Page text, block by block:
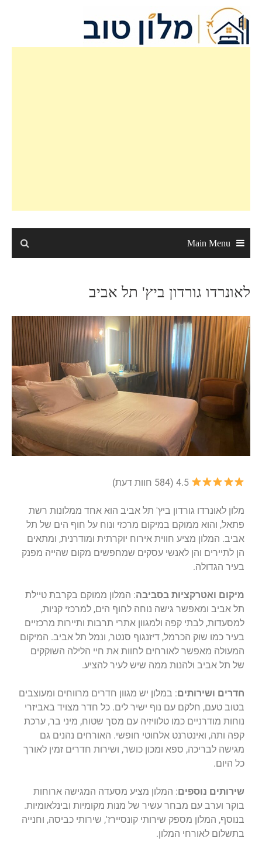
Main Menu
לאונרדו גורדון ביץ' תל אביב
4.5 (584 חוות דעת)
מלון לאונרדו גורדון ביץ' תל אביב הוא אחד ממלונות רשת
פתאל, והוא ממוקם במיקום מרכזי ונוח על חוף הים של תל
אביב. המלון מציע חווית אירוח יוקרתית ומודרנית, ומתאים
הן לתיירים והן לאנשי עסקים שמחפשים מקום שהייה מפנק
בעיר הגדולה.
מיקום ואטרקציות בסביבה: המלון ממוקם בקרבת טיילת
תל אביב ומאפשר גישה נוחה לחוף הים, למרכזי קניות,
למסעדות, לבתי קפה ולמגוון אתרי תרבות ותיירות מרכזיים
בעיר כמו שוק הכרמל, דיזנגוף סנטר, ונמל תל אביב. המיקום
המעולה מאפשר לאורחים לחוות את חיי הלילה השוקקים
של תל אביב ולהנות ממה שיש לעיר להציע.
חדרים ושירותים: במלון יש מגוון חדרים מרווחים ומעוצבים
בטוב טעם, חלקם עם נוף ישיר לים. כל חדר מצויד באביזרי
נוחות מודרניים כמו טלוויזיה עם מסך שטוח, מיני בר, ערכת
קפה ותה, ואינטרנט אלחוטי חופשי. האורחים נהנים גם
מגישה לבריכה, ספא ומכון כושר, ושירות חדרים זמין לאורך
כל היום.
שירותים נוספים: המלון מציע מסעדה המגישה ארוחות
בוקר וערב עם מבחר עשיר של מנות מקומיות ובינלאומיות.
בנוסף, המלון מספק שירותי קונסיירז', שירותי כביסה, וחנייה
בתשלום לאורחי המלון.